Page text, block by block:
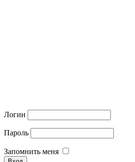
Логин
Пароль
Запомнить меня